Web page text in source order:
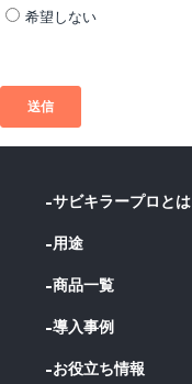
サビキラープロとは
用途
商品一覧
導入事例
お役立ち情報